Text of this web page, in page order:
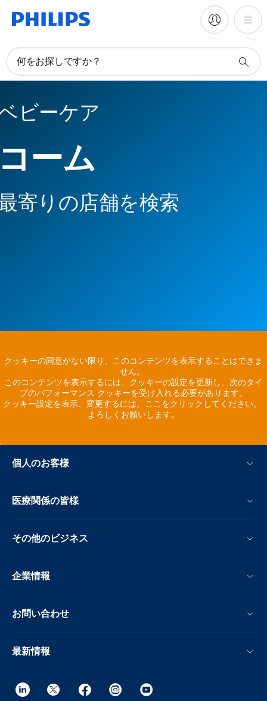
何をお探しですか？
ビーケア
ーム
寄りの店舗を検索
クッキーの同意がない限り、このコンテンツを表示することはできま
せん。
このコンテンツを表示するには、クッキーの設定を更新し、次のタイ
プのパフォーマンス クッキーを受け入れる必要があります。
クッキー設定を表示、変更するには、ここをクリックしてください。
よろしくお願いします。
個人のお客様
医療関係の皆様
その他のビジネス
企業情報
お問い合わせ
最新情報